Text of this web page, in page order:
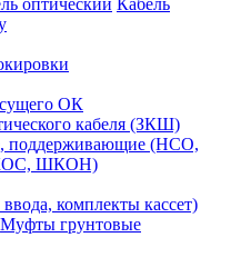
оптический Кабель
ОК
кабеля (ЗКШ)
поддерживающие (НСО,
ШКОН)
комплекты кассет)
Муфты грунтовые